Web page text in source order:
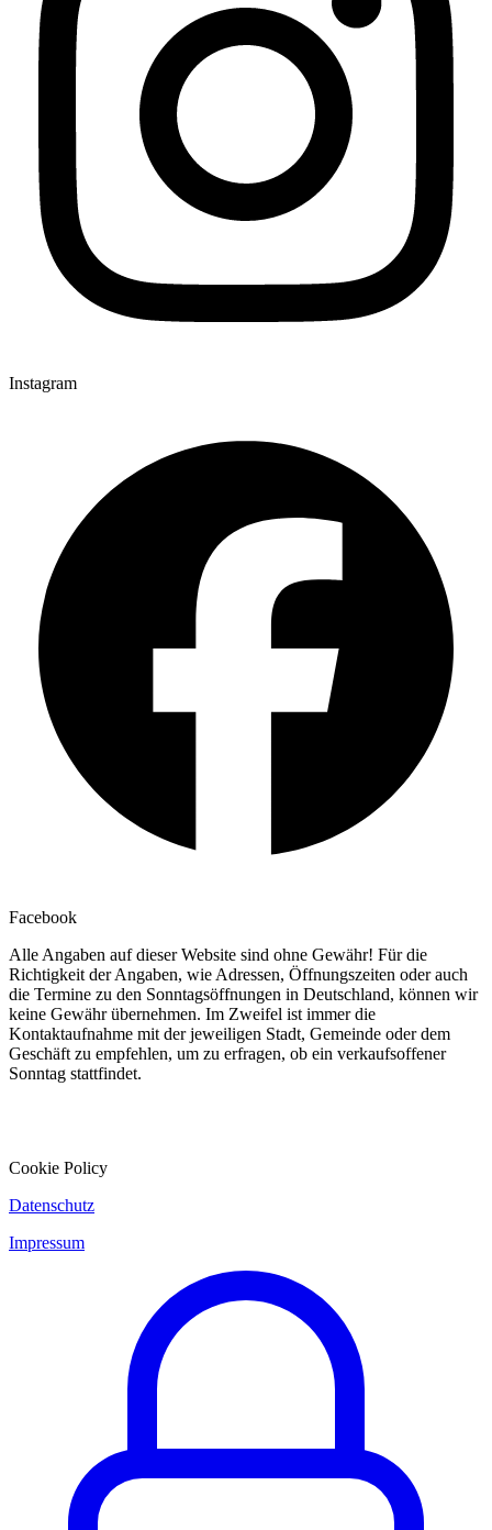
Instagram
Facebook
Alle Angaben auf dieser Website sind ohne Gewähr! Für die
Richtigkeit der Angaben, wie Adressen, Öffnungszeiten oder auch
die Termine zu den Sonntagsöffnungen in Deutschland, können wir
keine Gewähr übernehmen. Im Zweifel ist immer die
Kontaktaufnahme mit der jeweiligen Stadt, Gemeinde oder dem
Geschäft zu empfehlen, um zu erfragen, ob ein verkaufsoffener
Sonntag stattfindet.
Cookie Policy
Datenschutz
Impressum